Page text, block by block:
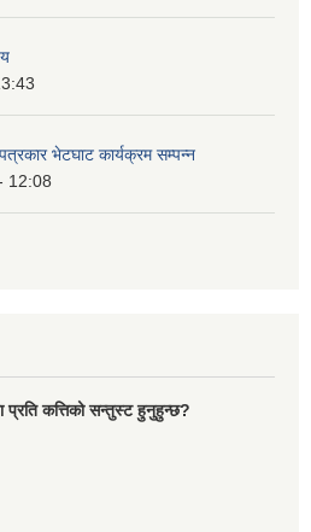
भेटघाट कार्यक्रम सम्पन्न
12:08
प्रति कत्तिको सन्तुस्ट हुनुहुन्छ?